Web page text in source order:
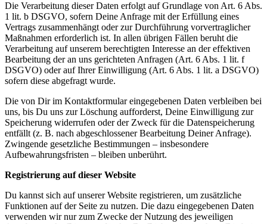
Die Verarbeitung dieser Daten erfolgt auf Grundlage von Art. 6 Abs.
1 lit. b DSGVO, sofern Deine Anfrage mit der Erfüllung eines
Vertrags zusammenhängt oder zur Durchführung vorvertraglicher
Maßnahmen erforderlich ist. In allen übrigen Fällen beruht die
Verarbeitung auf unserem berechtigten Interesse an der effektiven
Bearbeitung der an uns gerichteten Anfragen (Art. 6 Abs. 1 lit. f
DSGVO) oder auf Ihrer Einwilligung (Art. 6 Abs. 1 lit. a DSGVO)
sofern diese abgefragt wurde.
Die von Dir im Kontaktformular eingegebenen Daten verbleiben bei
uns, bis Du uns zur Löschung aufforderst, Deine Einwilligung zur
Speicherung widerrufen oder der Zweck für die Datenspeicherung
entfällt (z. B. nach abgeschlossener Bearbeitung Deiner Anfrage).
Zwingende gesetzliche Bestimmungen – insbesondere
Aufbewahrungsfristen – bleiben unberührt.
Registrierung auf dieser Website
Du kannst sich auf unserer Website registrieren, um zusätzliche
Funktionen auf der Seite zu nutzen. Die dazu eingegebenen Daten
verwenden wir nur zum Zwecke der Nutzung des jeweiligen